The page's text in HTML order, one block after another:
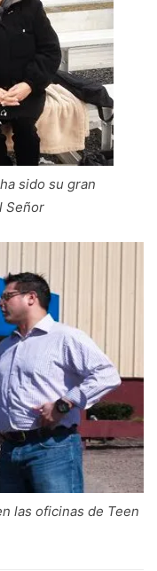
sido su gran
Señor
las oficinas de Teen